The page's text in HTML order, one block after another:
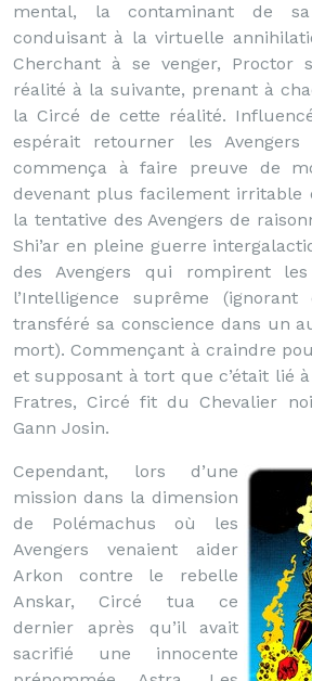
mental, la contaminant de
conduisant à la virtuelle
Cherchant à se venger, Proctor
réalité à la suivante, prenant à
la Circé de cette réalité.
espérait retourner les
commença à faire preuve de
devenant plus facilement irritable
la tentative des Avengers de
Shi’ar en pleine guerre
des Avengers qui rompirent
l’Intelligence suprême
transféré sa conscience dans un
mort). Commençant à craindre
et supposant à tort que c’était lié
Fratres, Circé fit du Chevalier
Gann Josin.
Cependant, lors d’une
mission dans la dimension
de Polémachus où les
Avengers venaient aider
Arkon contre le rebelle
Anskar, Circé tua ce
dernier après qu’il avait
sacrifié une innocente